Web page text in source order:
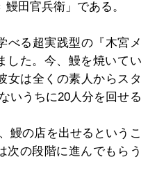
田官兵衛」である。
べる超実践型の『木宮メ
した。今、鰻を焼いてい
女は全くの素人からスタ
いうちに20人分を回せる
鰻の店を出せるというこ
次の段階に進んでもらう